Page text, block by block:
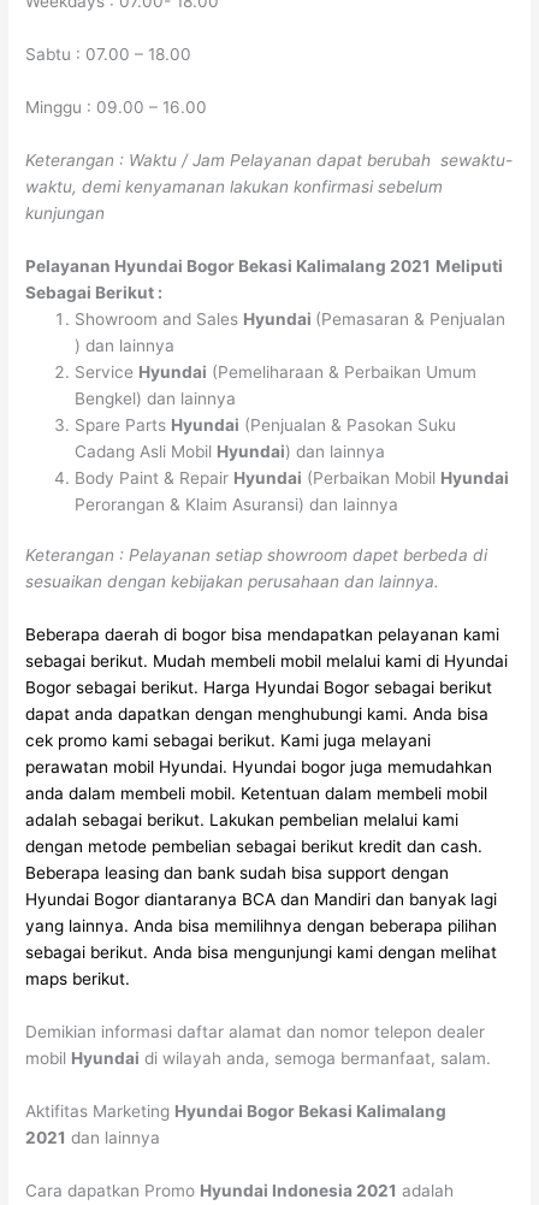
Sabtu : 07.00 – 18.00
Minggu : 09.00 – 16.00
Keterangan : Waktu / Jam Pelayanan dapat berubah sewaktu-
waktu, demi kenyamanan lakukan konfirmasi sebelum
kunjungan
Pelayanan Hyundai Bogor Bekasi Kalimalang 2021 Meliputi
Sebagai Berikut :
Showroom and Sales Hyundai (Pemasaran & Penjualan
) dan lainnya
Service Hyundai (Pemeliharaan & Perbaikan Umum
Bengkel) dan lainnya
Spare Parts Hyundai (Penjualan & Pasokan Suku
Cadang Asli Mobil Hyundai) dan lainnya
Body Paint & Repair Hyundai (Perbaikan Mobil Hyundai
Perorangan & Klaim Asuransi) dan lainnya
Keterangan : Pelayanan setiap showroom dapet berbeda di
sesuaikan dengan kebijakan perusahaan dan lainnya.
Beberapa daerah di bogor bisa mendapatkan pelayanan kami
sebagai berikut. Mudah membeli mobil melalui kami di Hyundai
Bogor sebagai berikut. Harga Hyundai Bogor sebagai berikut
dapat anda dapatkan dengan menghubungi kami. Anda bisa
cek promo kami sebagai berikut. Kami juga melayani
perawatan mobil Hyundai. Hyundai bogor juga memudahkan
anda dalam membeli mobil. Ketentuan dalam membeli mobil
adalah sebagai berikut. Lakukan pembelian melalui kami
dengan metode pembelian sebagai berikut kredit dan cash.
Beberapa leasing dan bank sudah bisa support dengan
Hyundai Bogor diantaranya BCA dan Mandiri dan banyak lagi
yang lainnya. Anda bisa memilihnya dengan beberapa pilihan
sebagai berikut. Anda bisa mengunjungi kami dengan melihat
maps berikut.
Demikian informasi daftar alamat dan nomor telepon dealer
mobil Hyundai di wilayah anda, semoga bermanfaat, salam.
Aktifitas Marketing Hyundai Bogor Bekasi Kalimalang
2021 dan lainnya
Cara dapatkan Promo Hyundai Indonesia 2021 adalah